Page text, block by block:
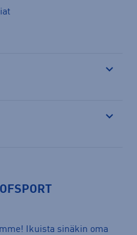
Ikuista sinäkin oma